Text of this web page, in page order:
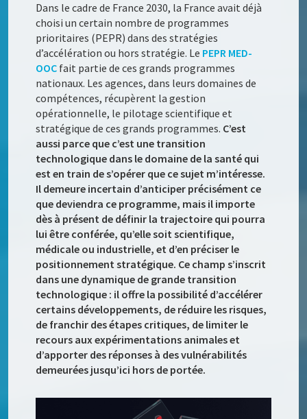
Dans le cadre de France 2030, la France avait déjà
choisi un certain nombre de programmes
prioritaires (PEPR) dans des stratégies
d’accélération ou hors stratégie. Le PEPR MED-
OOC fait partie de ces grands programmes
nationaux. Les agences, dans leurs domaines de
compétences, récupèrent la gestion
opérationnelle, le pilotage scientifique et
stratégique de ces grands programmes. C’est
aussi parce que c’est une transition
technologique dans le domaine de la santé qui
est en train de s’opérer que ce sujet m’intéresse.
Il demeure incertain d’anticiper précisément ce
que deviendra ce programme, mais il importe
dès à présent de définir la trajectoire qui pourra
lui être conférée, qu’elle soit scientifique,
médicale ou industrielle, et d’en préciser le
positionnement stratégique. Ce champ s’inscrit
dans une dynamique de grande transition
technologique : il offre la possibilité d’accélérer
certains développements, de réduire les risques,
de franchir des étapes critiques, de limiter le
recours aux expérimentations animales et
d’apporter des réponses à des vulnérabilités
demeurées jusqu’ici hors de portée.